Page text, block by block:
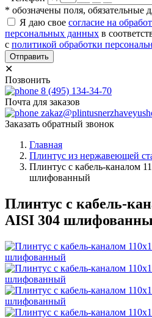
* обозначены поля, обязательные
Я даю свое согласие на
персональных данных в
с политикой обработки
Отправить
✕
Позвонить
8 (495) 134-34-70
Почта для заказов
Заказать обратный звонок
Главная
Плинтус из нержавеющей
Плинтус с кабель-каналом
шлифованный
Плинтус с кабель-
AISI 304